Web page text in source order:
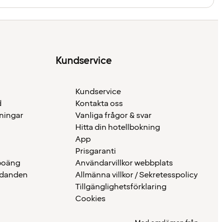
Kundservice
Kundservice
Kontakta oss
Vanliga frågor & svar
Hitta din hotellbokning
App
Prisgaranti
Användarvillkor webbplats
Allmänna villkor / Sekretesspolicy
Tillgänglighetsförklaring
Cookies